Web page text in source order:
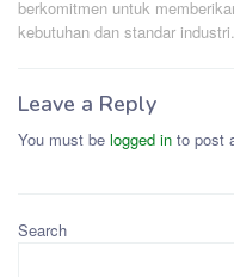
berkomitmen untuk
kebutuhan dan standar industri.
Leave a Reply
You must be logged in to post
Search